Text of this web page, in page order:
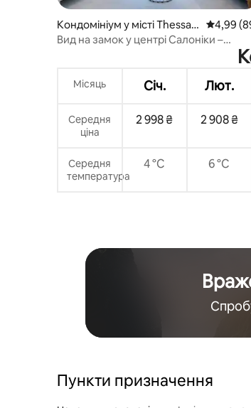
Кондомініум у місті Thessalo
niki
Середня
4,99
Вид на замок у центрі Салоніки –
Місяць Січ. Лют.
Середня
ціна
2 998 ₴ 2 908 ₴
Середня
температура
4 °C 6 °C
Пункти призначення